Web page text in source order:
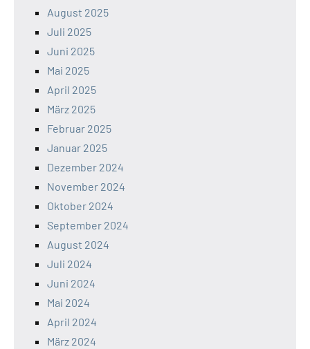
August 2025
Juli 2025
Juni 2025
Mai 2025
April 2025
März 2025
Februar 2025
Januar 2025
Dezember 2024
November 2024
Oktober 2024
September 2024
August 2024
Juli 2024
Juni 2024
Mai 2024
April 2024
März 2024